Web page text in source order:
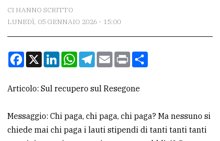
La
redazione
Per
tua
CERCA
CI HANNO SCRITTO
LUNEDÌ, 05 GENNAIO 2026 - 15:00
Facebook
X LinkedInWhatsApp
Telegram
EmailPrint
Articolo: Sul recupero sul Resegone
Messaggio: Chi paga, chi paga, chi paga? Ma nessuno si
chiede mai chi paga i lauti stipendi di tanti tanti tanti